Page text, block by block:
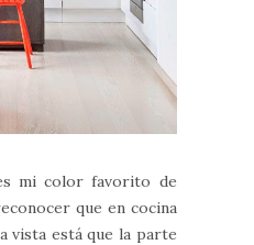
mi color favorito de
que en cocina
vista está que la parte